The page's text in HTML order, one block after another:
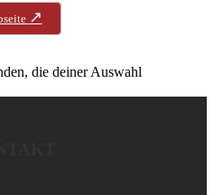
↗
die deiner Auswahl